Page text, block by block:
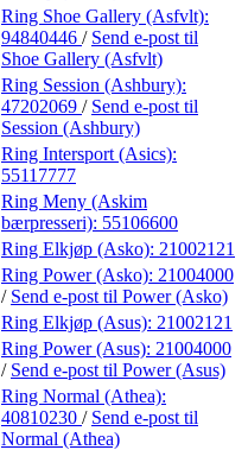
Ring Shoe Gallery (Asfvlt):
94840446 / Send e-post til
Shoe Gallery (Asfvlt)
Ring Session (Ashbury):
47202069 / Send e-post til
Session (Ashbury)
Ring Intersport (Asics):
55117777
Ring Meny (Askim
bærpresseri): 55106600
Ring Elkjøp (Asko): 21002121
Ring Power (Asko): 21004000
/ Send e-post til Power (Asko)
Ring Elkjøp (Asus): 21002121
Ring Power (Asus): 21004000
/ Send e-post til Power (Asus)
Ring Normal (Athea):
40810230 / Send e-post til
Normal (Athea)